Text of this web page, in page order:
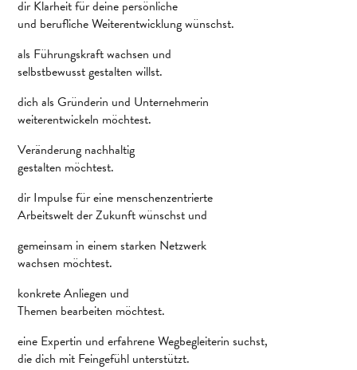
dir Klarheit für deine persönliche
und berufliche Weiterentwicklung wünschst.
als Führungskraft wachsen und
selbstbewusst gestalten willst.
dich als Gründerin und Unternehmerin
weiterentwickeln möchtest.
Veränderung nachhaltig
gestalten möchtest.
dir Impulse für eine menschenzentrierte
Arbeitswelt der Zukunft wünschst und
gemeinsam in einem starken Netzwerk
wachsen möchtest.
konkrete Anliegen und
Themen bearbeiten möchtest.
eine Expertin und erfahrene Wegbegleiterin suchst,
die dich mit Feingefühl unterstützt.